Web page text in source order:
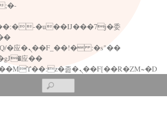
矁[��x�ZM~�n"��IB؃��!'����Тѕ��+��(m��IK�ʭ�/|��ϐܢ��F[��x�ZMz�G�� %嬩�/c��������[[��<�RI:�:c��MΎ��:z�졾�ܢ��F[��R�ZM~�D